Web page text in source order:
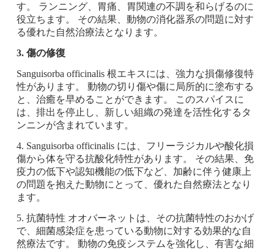
す。 ランニング、胃痛、胃関連の不調を和らげるのに
役立ちます。 その結果、動物の消化器系の問題に対す
る優れた自然治療法となります。
3. 傷の修復
Sanguisorba officinalis 根エキスには、強力な損傷修復特
性があります。 動物の切り傷や傷に局所的に塗布する
と、治癒を早めることができます。 このスパイスに
は、排出を停止し、新しい組織の発達を活性化するタ
ンニンが含まれています。
4. Sanguisorba officinalis には、フリーラジカルや酸化損
傷から体を守る抗酸化特性があります。 その結果、免
疫力の低下や認知機能の低下など、加齢に伴う健康上
の問題を抱えた動物にとって、優れた自然療法となり
ます。
5. 抗菌特性 オオバーネットは、その抗菌特性のおかげ
で、細菌感染症を患っている動物に対する効果的な自
然療法です。 動物の免疫システムを強化し、有害な細